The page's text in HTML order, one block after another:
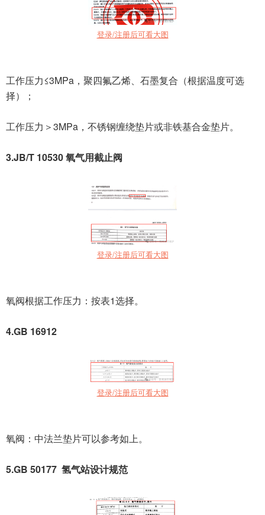
登录/注册后可看大图
工作压力≤3MPa，聚四氟乙烯、石墨复合（根据温度可选
择）；
工作压力＞3MPa，不锈钢缠绕垫片或非铁基合金垫片。
3.JB/T 10530 氧气用截止阀
登录/注册后可看大图
氧阀根据工作压力：按表1选择。
4.GB 16912
登录/注册后可看大图
氧阀：中法兰垫片可以参考如上。
5.GB 50177 氢气站设计规范